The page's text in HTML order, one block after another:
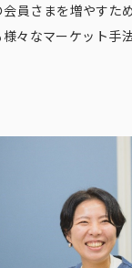
員さまを増やすた
々なマーケット手法